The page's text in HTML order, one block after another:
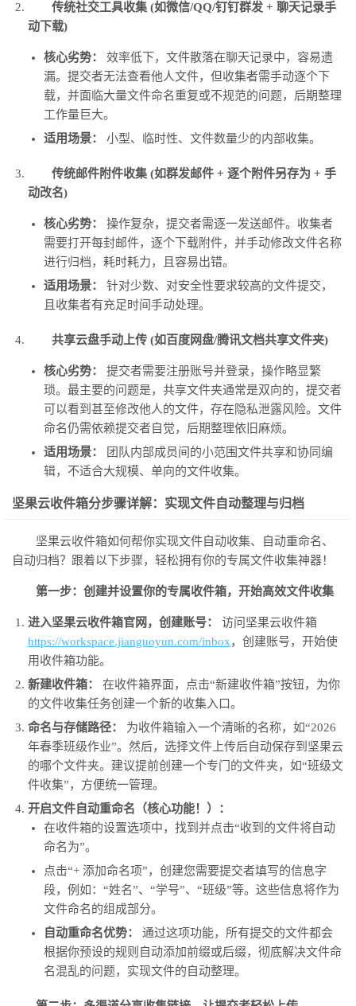
传统社交工具收集 (如微信/QQ/钉钉群发 + 聊天记录手
动下载)
核心劣势：
效率低下，文件散落在聊天记录中，容易遗
漏。提交者无法查看他人文件，但收集者需手动逐个下
载，并面临大量文件命名重复或不规范的问题，后期整理
工作量巨大。
适用场景：
小型、临时性、文件数量少的内部收集。
传统邮件附件收集 (如群发邮件 + 逐个附件另存为 + 手
动改名)
核心劣势：
操作复杂，提交者需逐一发送邮件。收集者
需要打开每封邮件，逐个下载附件，并手动修改文件名称
进行归档，耗时耗力，且容易出错。
适用场景：
针对少数、对安全性要求较高的文件提交，
且收集者有充足时间手动处理。
共享云盘手动上传 (如百度网盘/腾讯文档共享文件夹)
核心劣势：
提交者需要注册账号并登录，操作略显繁
琐。最主要的问题是，共享文件夹通常是双向的，提交者
可以看到甚至修改他人的文件，存在隐私泄露风险。文件
命名仍需依赖提交者自觉，后期整理依旧麻烦。
适用场景：
团队内部成员间的小范围文件共享和协同编
辑，不适合大规模、单向的文件收集。
坚果云收件箱分步骤详解：实现文件自动整理与归档
坚果云收件箱如何帮你实现文件自动收集、自动重命名、
自动归档？跟着以下步骤，轻松拥有你的专属文件收集神器！
第一步：创建并设置你的专属收件箱，开始高效文件收集
进入坚果云收件箱官网，创建账号：
访问坚果云收件箱
https://workspace.jianguoyun.com/inbox，创建账号，开始使
用收件箱功能。
新建收件箱：
在收件箱界面，点击“新建收件箱”按钮，为你
的文件收集任务创建一个新的收集入口。
命名与存储路径：
为收件箱输入一个清晰的名称，如“2026
年春季班级作业”。然后，选择文件上传后自动保存到坚果云
的哪个文件夹。建议提前创建一个专门的文件夹，如“班级文
件收集”，方便统一管理。
开启文件自动重命名（核心功能！）：
在收件箱的设置选项中，找到并点击“收到的文件将自动
命名为”。
点击“+ 添加命名项”，创建您需要提交者填写的信息字
段，例如：“姓名”、“学号”、“班级”等。这些信息将作为
文件命名的组成部分。
自动重命名优势：
通过这项功能，所有提交的文件都会
根据你预设的规则自动添加前缀或后缀，彻底解决文件命
名混乱的问题，实现文件的自动整理。